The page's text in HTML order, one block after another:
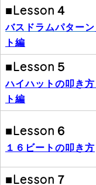
■Lesson４
バスドラムパターン
ト編
■Lesson５
ハイハットの叩き方
ト編
■Lesson６
１６ビートの叩き方
■Lesson７